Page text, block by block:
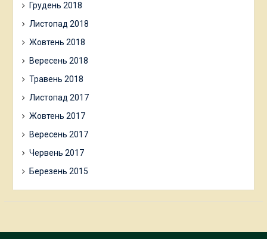
Грудень 2018
Листопад 2018
Жовтень 2018
Вересень 2018
Травень 2018
Листопад 2017
Жовтень 2017
Вересень 2017
Червень 2017
Березень 2015